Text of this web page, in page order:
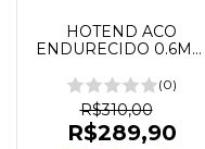
HOTEND ACO
ENDURECIDO 0.6MM
(0)
R$310,00
R$289,90